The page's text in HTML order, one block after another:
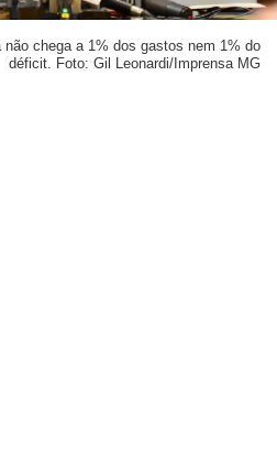
não chega a 1% dos gastos nem 1% do
déficit. Foto: Gil Leonardi/Imprensa MG